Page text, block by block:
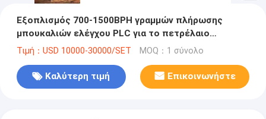
Εξοπλισμός 700-1500BPH γραμμών πλήρωσης
μπουκαλιών ελέγχου PLC για το πετρέλαιο
καρύδων
Τιμή：USD 10000-30000/SET MOQ：1 σύνολο
Καλύτερη τιμή Επικοινωνήστε